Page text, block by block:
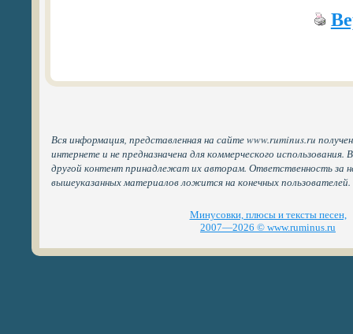
Вся информация, представленная на сайте www.ruminus.ru
интернете и не предназначена для коммерческого
другой контент принадлежат их авторам. Ответственность за
вышеуказанных материалов ложится на конечных пользователей.
Минусовки, плюсы и тексты песен,
2007—2026 © www.ruminus.ru